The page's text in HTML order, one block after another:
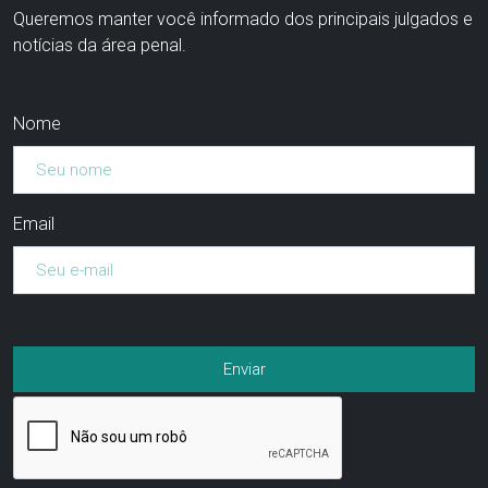
Queremos manter você informado dos principais julgados e
notícias da área penal.
Nome
Email